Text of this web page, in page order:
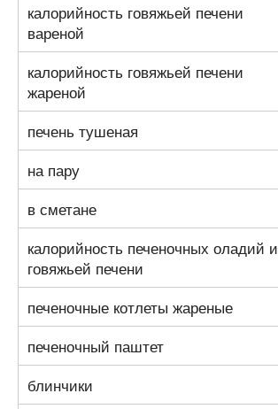
калорийность говяжьей печени
вареной
калорийность говяжьей печени
жареной
печень тушеная
на пару
в сметане
калорийность печеночных оладий
говяжьей печени
печеночные котлеты жареные
печеночный паштет
блинчики